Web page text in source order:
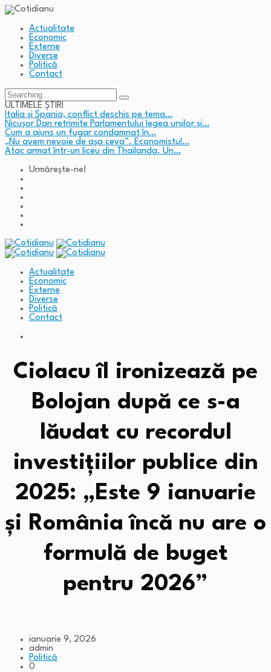
Actualitate
Economic
Externe
Diverse
Politică
Contact
Search
for:
ULTIMELE ȘTIRI
Italia și Spania, conflict deschis pe tema…
Nicușor Dan retrimite Parlamentului legea urșilor și…
Cum a ajuns un fugar condamnat în…
„Nu avem nevoie de așa ceva”. Economistul…
Atac armat într-un liceu din Thailanda. Un…
Urmărește-ne!
Actualitate
Economic
Externe
Diverse
Politică
Contact
Ciolacu îl ironizează pe
Bolojan după ce s-a
lăudat cu recordul
investiţiilor publice din
2025: „Este 9 ianuarie
şi România încă nu are o
formulă de buget
pentru 2026”
ianuarie 9, 2026
admin
Politică
0